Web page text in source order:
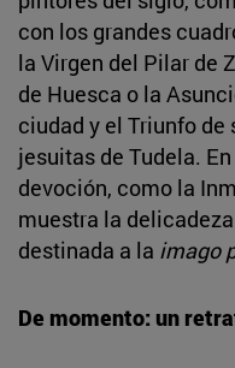
con los grandes
la Virgen del Pilar de
de Huesca o la
ciudad y el Triunfo
jesuitas de Tudela.
devoción, como la
muestra la
destinada a la imago
De momento: un